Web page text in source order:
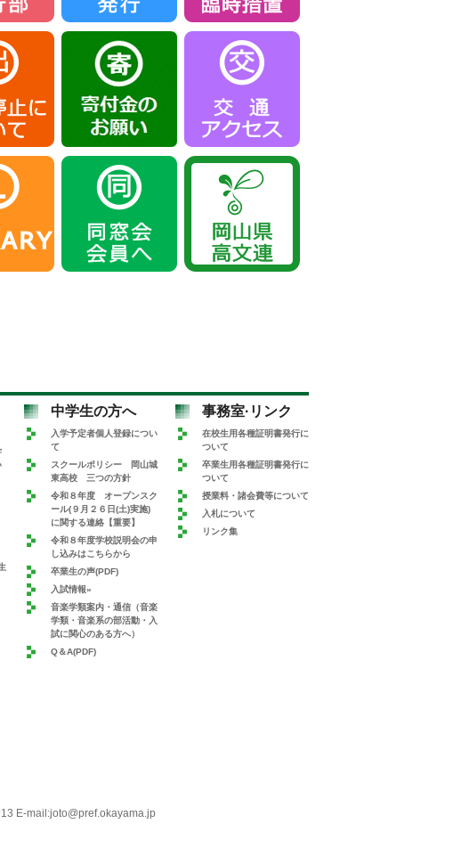
中学生の方へ
入学予定者個人登録につい
て
スクールポリシー 岡山城
東高校 三つの方針
令和８年度 オープンスク
ール(９月２６日(土)実施)
に関する連絡【重要】
令和８年度学校説明会の申
し込みはこちらから
卒業生の声(PDF)
入試情報»
音楽学類案内・通信（音楽
学類・音楽系の部活動・入
試に関心のある方へ）
Q＆A(PDF)
事務室·リンク
在校生用各種証明書発行に
ついて
卒業生用各種証明書発行に
ついて
授業料・諸会費等について
入札について
リンク集
E-mail:joto@pref.okayama.jp